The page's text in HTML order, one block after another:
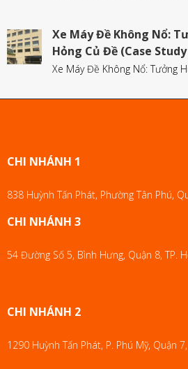
Xe Máy Đề Không Nổ:
Hỏng Củ Đề (Case
Xe Máy Đề Không Nổ: Tưởng
CHI NHÁNH 1
838 Huỳnh Tấn Phát, Phường Tân Phú,
CHI NHÁNH 3
54 Đường Số 5, Bình Hưng, Quận 8, TP.
CHI NHÁNH 2
1290 Huỳnh Tấn Phát, P. Phú Mỹ, Quận